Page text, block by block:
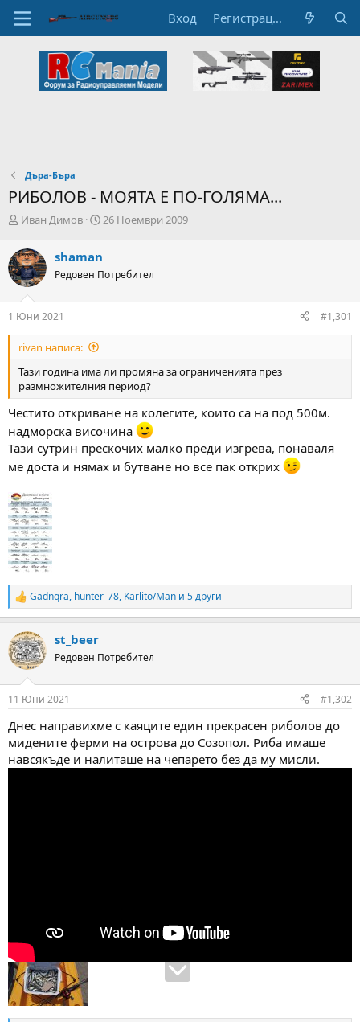
Вход Регистрация
Дъра-Бъра
РИБОЛОВ - МОЯТА Е ПО-ГОЛЯМА...
А
т
о
р
н
а
т
е
м
т
а
Иван Димов
Н
л
а
а
26 Ноември 2009
shaman
Редовен Потребител
1 Юни 2021 #1,301
rivan написа:
Тази година има ли промяна за ограниченията през
размножителния период?
Честито откриване на колегите, които са на под 500м.
надморска височина
Тази сутрин прескочих малко преди изгрева, понаваля
ме доста и нямах и бутване но все пак открих
R
e
c
t
i
s
Gadnqra, hunter_78, Karlito/Man и 5 други
st_beer
Редовен Потребител
11 Юни 2021 #1,302
Днес направихме с каяците един прекрасен риболов до
мидените ферми на острова до Созопол. Риба имаше
навсякъде и налиташе на чепарето без да му мисли.